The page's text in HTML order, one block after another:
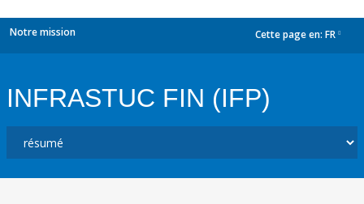
Notre mission Cette page en: FR
INFRASTUC FIN (IFP)